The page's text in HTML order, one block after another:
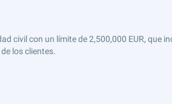
civil con un límite de 2,500,000 EUR, que
los clientes.